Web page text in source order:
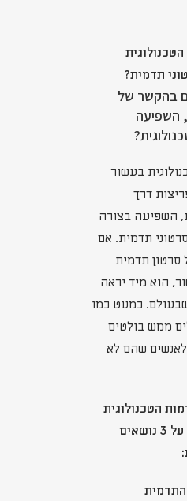
תדמית?
בהקשר של
השפיעה
בעשור
דרך
השפיעה בצורה
תדמית. אם
סרטון תדמית
הוא מיד יראה
כמעט כמו
ממש בולטים
לאנשים שהם לא
הטכנולוגית
השפיעה בעיקר על 3 נושאים